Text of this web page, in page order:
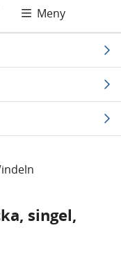
Meny
singel,